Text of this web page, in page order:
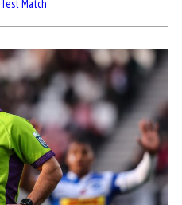
Test Match